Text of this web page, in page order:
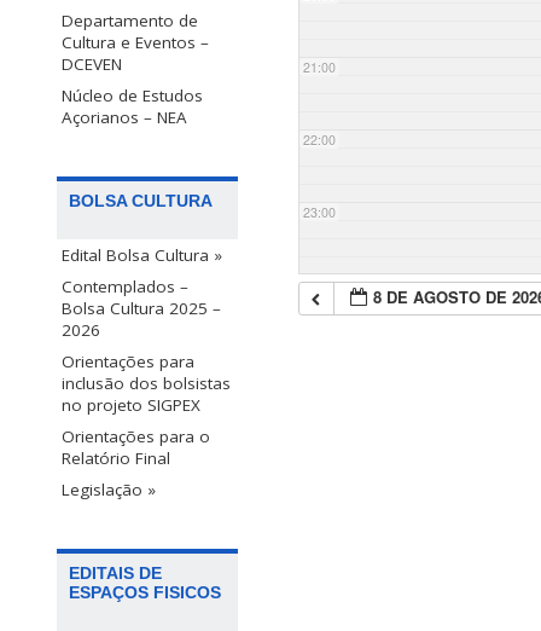
Departamento de
Cultura e Eventos –
DCEVEN
Núcleo de Estudos
Açorianos – NEA
BOLSA CULTURA
Edital Bolsa Cultura »
Contemplados –
Bolsa Cultura 2025 –
2026
Orientações para
inclusão dos bolsistas
no projeto SIGPEX
Orientações para o
Relatório Final
Legislação »
EDITAIS DE
ESPAÇOS FISICOS
21:00
22:00
23:00
8 DE AGOSTO DE